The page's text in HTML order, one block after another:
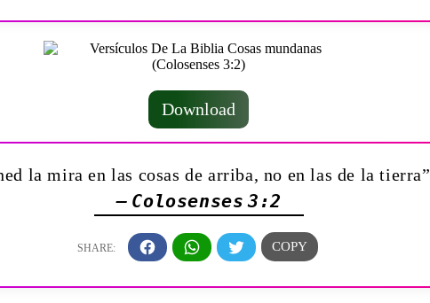
Download
la mira en las cosas de arriba, no en las de la tierra”
— Colosenses 3:2